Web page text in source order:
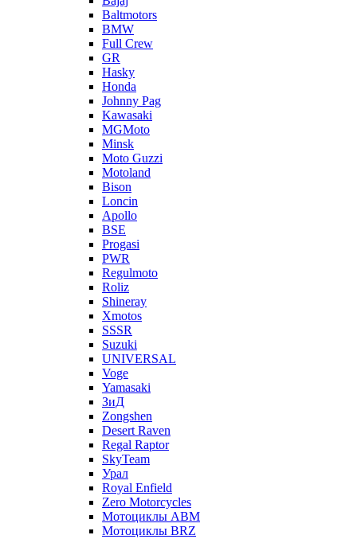
Baltmotors
BMW
Full Crew
GR
Hasky
Honda
Johnny Pag
Kawasaki
MGMoto
Minsk
Moto Guzzi
Motoland
Bison
Loncin
Apollo
BSE
Progasi
PWR
Regulmoto
Roliz
Shineray
Xmotos
SSSR
Suzuki
UNIVERSAL
Voge
Yamasaki
ЗиД
Zongshen
Desert Raven
Regal Raptor
SkyTeam
Урал
Royal Enfield
Zero Motorcycles
Мотоциклы ABM
Мотоциклы BRZ